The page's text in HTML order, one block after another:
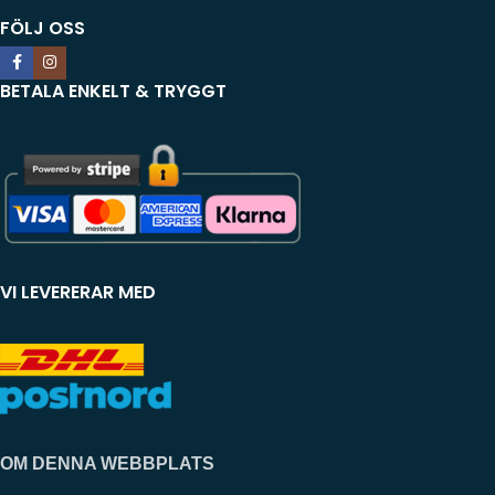
FÖLJ OSS
BETALA ENKELT & TRYGGT
VI LEVERERAR MED
OM DENNA WEBBPLATS